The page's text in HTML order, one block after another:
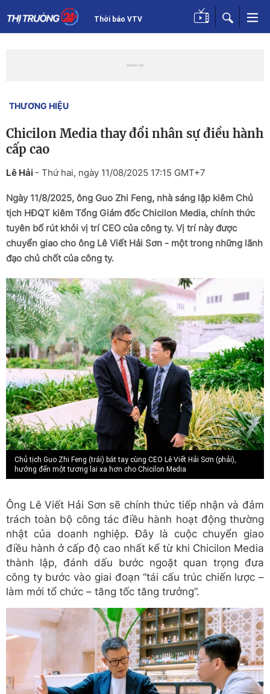
Thời báo VTV
THƯƠNG HIỆU
Chicilon Media thay đổi nhân sự điều hành
cấp cao
Lê Hải - Thứ hai, ngày 11/08/2025 17:15 GMT+7
Ngày 11/8/2025, ông Guo Zhi Feng, nhà sáng lập kiêm Chủ
tịch HĐQT kiêm Tổng Giám đốc Chicilon Media, chính thức
tuyên bố rút khỏi vị trí CEO của công ty. Vị trí này được
chuyển giao cho ông Lê Viết Hải Sơn - một trong những lãnh
đạo chủ chốt của công ty.
Chủ tịch Guo Zhi Feng (trái) bắt tay cùng CEO Lê Viết Hải Sơn (phải),
hướng đến một tương lai xa hơn cho Chicilon Media
Ông Lê Viết Hải Sơn sẽ chính thức tiếp nhận và đảm
trách toàn bộ công tác điều hành hoạt động thường
nhật của doanh nghiệp. Đây là cuộc chuyển giao
điều hành ở cấp độ cao nhất kể từ khi Chicilon Media
thành lập, đánh dấu bước ngoặt quan trọng đưa
công ty bước vào giai đoạn “tái cấu trúc chiến lược –
làm mới tổ chức – tăng tốc tăng trưởng”.